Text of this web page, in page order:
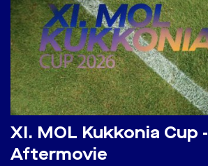
​XI. MOL Kukkonia Cup -
Aftermovie